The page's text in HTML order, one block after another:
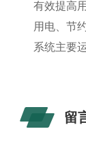
有效提高
用电、节
系统主要
留